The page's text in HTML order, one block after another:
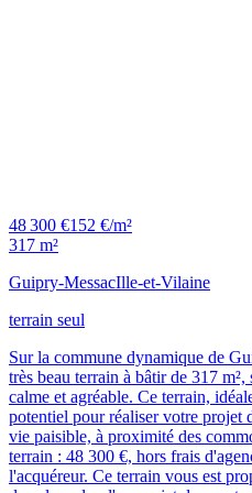
48 300 €152 €/m²
317 m²
Guipry-MessacIlle-et-Vilaine
terrain seul
Sur la commune dynamique de
très beau terrain à bâtir de 317
calme et agréable. Ce terrain,
potentiel pour réaliser votre projet
vie paisible, à proximité des
terrain : 48 300 €, hors frais
l'acquéreur. Ce terrain vous est